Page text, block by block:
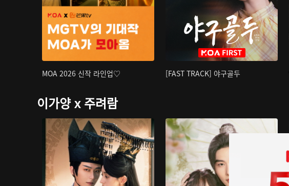
MOA 2026 신작 라인업♡ [FAST TRACK] 야구골두
이가양 x 주려람